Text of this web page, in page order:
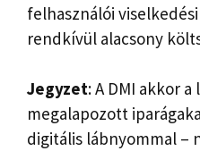
felhasználói
rendkívül alacsony
Jegyzet: A DMI akkor
megalapozott
digitális lábnyommal –